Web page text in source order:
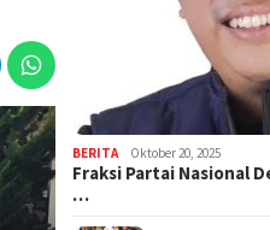
BERITA Oktober 20, 2025
Fraksi Partai Nasional
…